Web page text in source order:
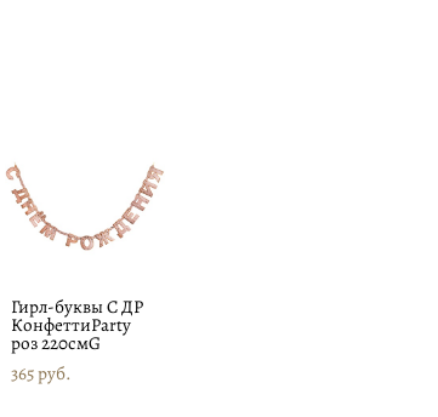
Гирл-буквы С ДР
КонфеттиParty
роз 220смG
365 pуб.